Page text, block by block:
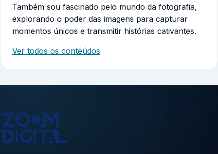
Também sou fascinado pelo mundo da fotografia,
explorando o poder das imagens para capturar
momentos únicos e transmitir histórias cativantes.
Ver todos os conteúdos